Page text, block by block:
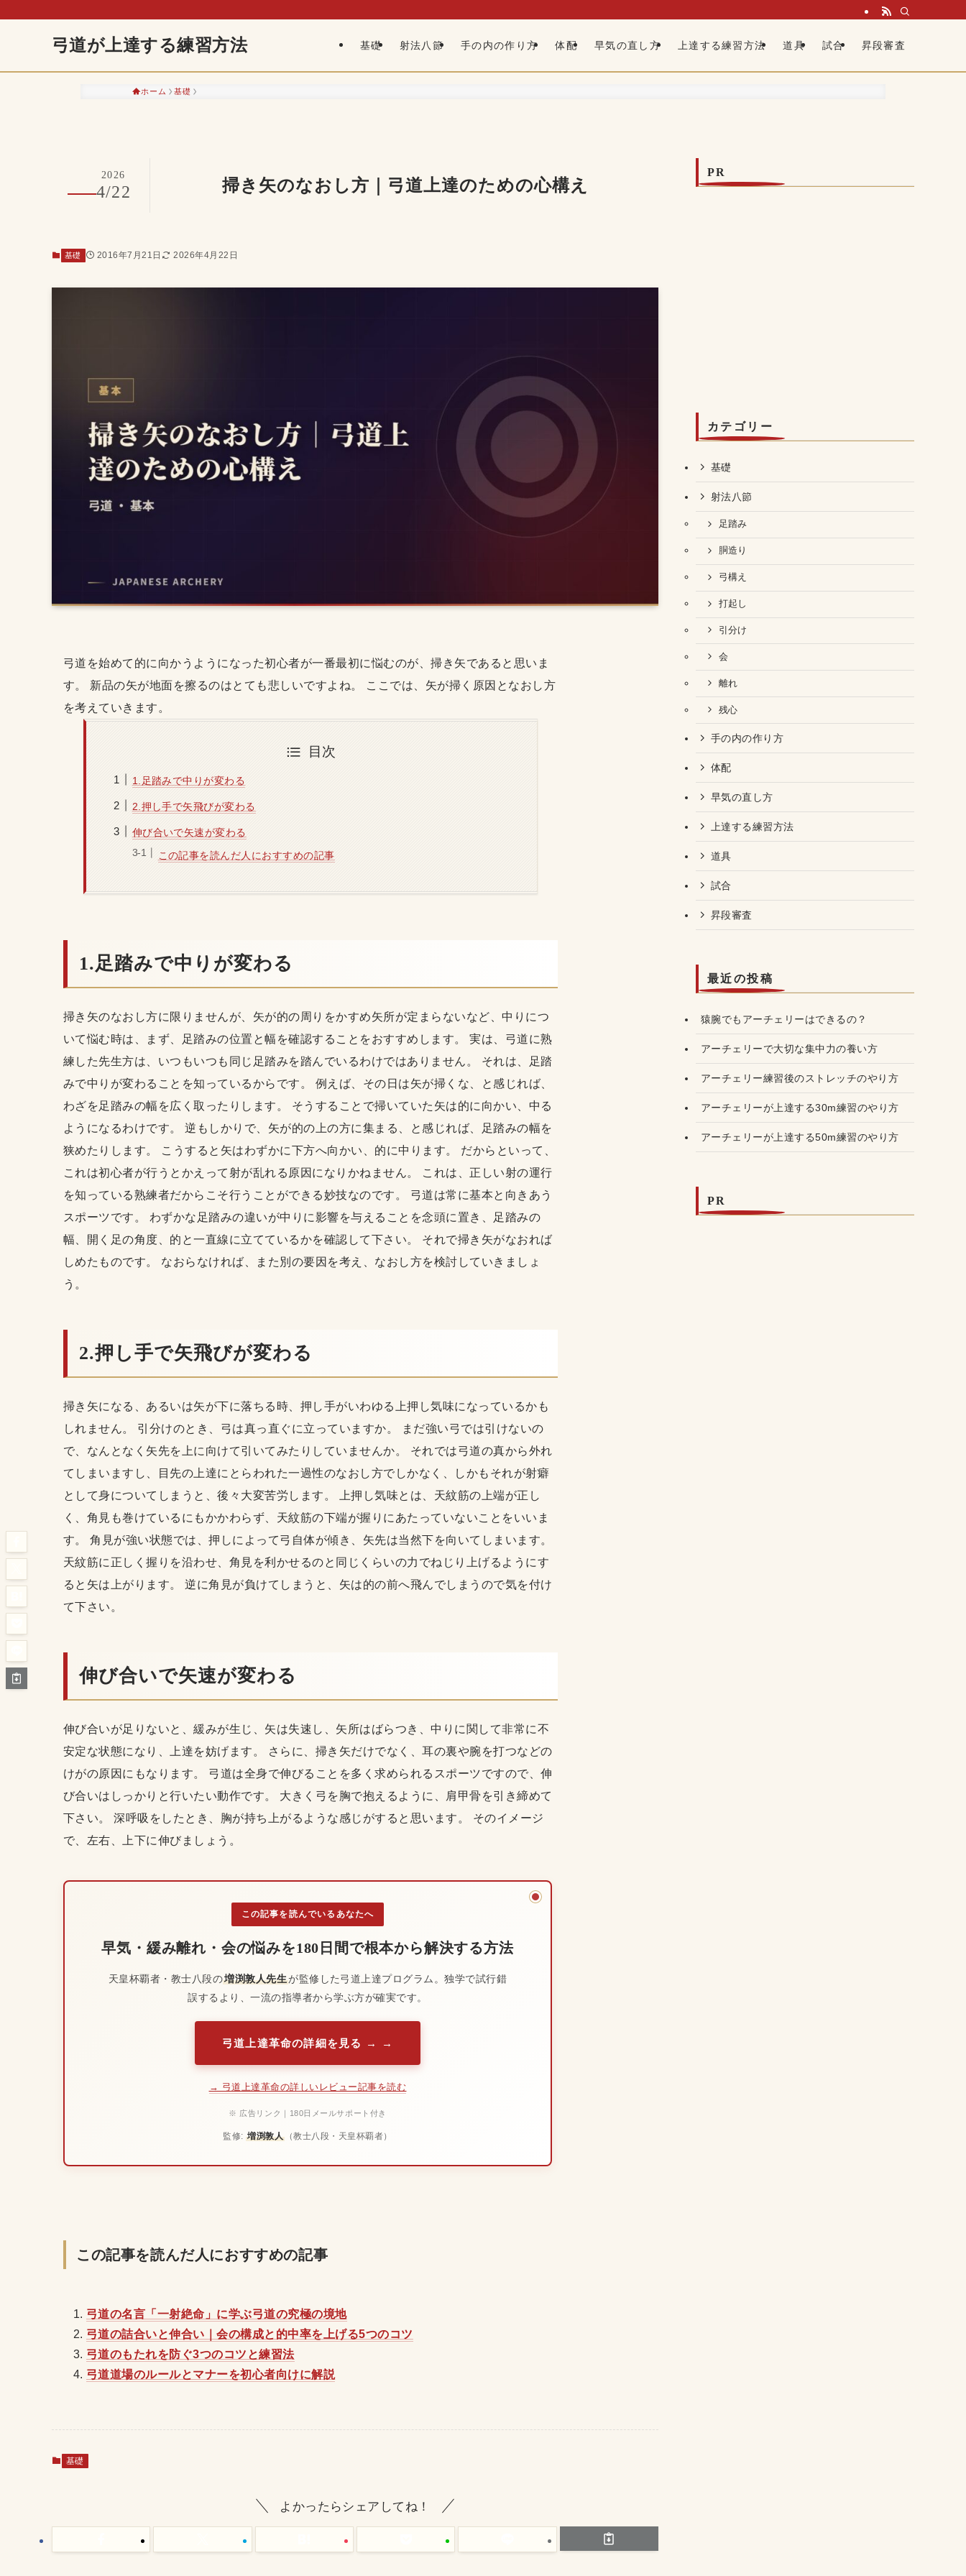
弓道が上達する練習方法 基礎 射法八節 手の内の作り方 体配 早気の直し方 上達する練習方法 道具 試合 昇段審査
ホーム 基礎
掃き矢のなおし方｜弓道上達のための心構え
2026
4/22
基礎 2016年7月21日 2026年4月22日
弓道を始めて的に向かうようになった初心者が一番最初に悩むのが、掃き矢であると思いま
す。 新品の矢が地面を擦るのはとても悲しいですよね。 ここでは、矢が掃く原因となおし方
を考えていきます。
目次
1.足踏みで中りが変わる
2.押し手で矢飛びが変わる
伸び合いで矢速が変わる
この記事を読んだ人におすすめの記事
1.足踏みで中りが変わる
掃き矢のなおし方に限りませんが、矢が的の周りをかすめ矢所が定まらないなど、中りにつ
いて悩む時は、まず、足踏みの位置と幅を確認することをおすすめします。 実は、弓道に熟
練した先生方は、いつもいつも同じ足踏みを踏んでいるわけではありません。 それは、足踏
みで中りが変わることを知っているからです。 例えば、その日は矢が掃くな、と感じれば、
わざを足踏みの幅を広く取ったりします。 そうすることで掃いていた矢は的に向かい、中る
ようになるわけです。 逆もしかりで、矢が的の上の方に集まる、と感じれば、足踏みの幅を
狭めたりします。 こうすると矢はわずかに下方へ向かい、的に中ります。 だからといって、
これは初心者が行うとかえって射が乱れる原因になりかねません。 これは、正しい射の運行
を知っている熟練者だからこそ行うことができる妙技なのです。 弓道は常に基本と向きあう
スポーツです。 わずかな足踏みの違いが中りに影響を与えることを念頭に置き、足踏みの
幅、開く足の角度、的と一直線に立てているかを確認して下さい。 それで掃き矢がなおれば
しめたものです。 なおらなければ、また別の要因を考え、なおし方を検討していきましょ
う。
2.押し手で矢飛びが変わる
掃き矢になる、あるいは矢が下に落ちる時、押し手がいわゆる上押し気味になっているかも
しれません。 引分けのとき、弓は真っ直ぐに立っていますか。 まだ強い弓では引けないの
で、なんとなく矢先を上に向けて引いてみたりしていませんか。 それでは弓道の真から外れ
てしまいますし、目先の上達にとらわれた一過性のなおし方でしかなく、しかもそれが射癖
として身についてしまうと、後々大変苦労します。 上押し気味とは、天紋筋の上端が正し
く、角見も巻けているにもかかわらず、天紋筋の下端が握りにあたっていないことをいいま
す。 角見が強い状態では、押しによって弓自体が傾き、矢先は当然下を向いてしまいます。
天紋筋に正しく握りを沿わせ、角見を利かせるのと同じくらいの力でねじり上げるようにす
ると矢は上がります。 逆に角見が負けてしまうと、矢は的の前へ飛んでしまうので気を付け
て下さい。
伸び合いで矢速が変わる
伸び合いが足りないと、緩みが生じ、矢は失速し、矢所はばらつき、中りに関して非常に不
安定な状態になり、上達を妨げます。 さらに、掃き矢だけでなく、耳の裏や腕を打つなどの
けがの原因にもなります。 弓道は全身で伸びることを多く求められるスポーツですので、伸
び合いはしっかりと行いたい動作です。 大きく弓を胸で抱えるように、肩甲骨を引き締めて
下さい。 深呼吸をしたとき、胸が持ち上がるような感じがすると思います。 そのイメージ
で、左右、上下に伸びましょう。
この記事を読んでいるあなたへ
早気・緩み離れ・会の悩みを180日間で根本から解決する方法
天皇杯覇者・教士八段の増渕敦人先生が監修した弓道上達プログラム。独学で試行錯
誤するより、一流の指導者から学ぶ方が確実です。
弓道上達革命の詳細を見る →
→ 弓道上達革命の詳しいレビュー記事を読む
※ 広告リンク｜180日メールサポート付き
監修:増渕敦人 （教士八段・天皇杯覇者）
この記事を読んだ人におすすめの記事
弓道の名言「一射絶命」に学ぶ弓道の究極の境地
弓道の詰合いと伸合い｜会の構成と的中率を上げる5つのコツ
弓道のもたれを防ぐ3つのコツと練習法
弓道道場のルールとマナーを初心者向けに解説
基礎
よかったらシェアしてね！
PR
カテゴリー
基礎
射法八節
足踏み
胴造り
弓構え
打起し
引分け
会
離れ
残心
手の内の作り方
体配
早気の直し方
上達する練習方法
道具
試合
昇段審査
最近の投稿
猿腕でもアーチェリーはできるの？
アーチェリーで大切な集中力の養い方
アーチェリー練習後のストレッチのやり方
アーチェリーが上達する30m練習のやり方
アーチェリーが上達する50m練習のやり方
PR